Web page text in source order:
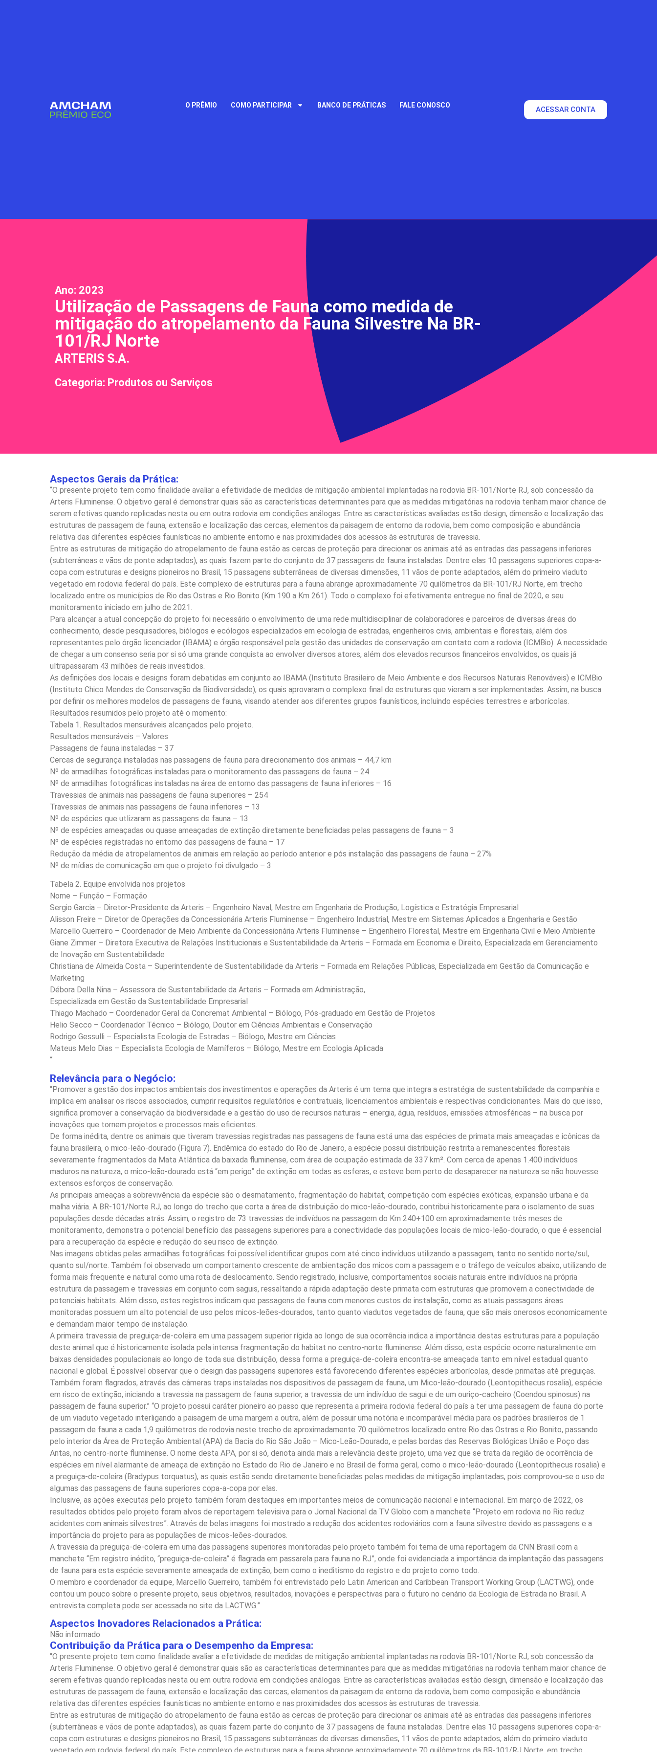
O PRÊMIO COMO PARTICIPAR BANCO DE PRÁTICAS FALE CONOSCO ACESSAR CONTA
Ano: 2023
Utilização de Passagens de Fauna como medida de
mitigação do atropelamento da Fauna Silvestre Na BR-
101/RJ Norte
ARTERIS S.A.
Categoria: Produtos ou Serviços
Aspectos Gerais da Prática:
“O presente projeto tem como finalidade avaliar a efetividade de medidas de mitigação ambiental implantadas na rodovia BR-101/Norte RJ, sob concessão da
Arteris Fluminense. O objetivo geral é demonstrar quais são as características determinantes para que as medidas mitigatórias na rodovia tenham maior chance de
serem efetivas quando replicadas nesta ou em outra rodovia em condições análogas. Entre as características avaliadas estão design, dimensão e localização das
estruturas de passagem de fauna, extensão e localização das cercas, elementos da paisagem de entorno da rodovia, bem como composição e abundância
relativa das diferentes espécies faunísticas no ambiente entorno e nas proximidades dos acessos às estruturas de travessia.
Entre as estruturas de mitigação do atropelamento de fauna estão as cercas de proteção para direcionar os animais até as entradas das passagens inferiores
(subterrâneas e vãos de ponte adaptados), as quais fazem parte do conjunto de 37 passagens de fauna instaladas. Dentre elas 10 passagens superiores copa-a-
copa com estruturas e designs pioneiros no Brasil, 15 passagens subterrâneas de diversas dimensões, 11 vãos de ponte adaptados, além do primeiro viaduto
vegetado em rodovia federal do país. Este complexo de estruturas para a fauna abrange aproximadamente 70 quilômetros da BR-101/RJ Norte, em trecho
localizado entre os municípios de Rio das Ostras e Rio Bonito (Km 190 a Km 261). Todo o complexo foi efetivamente entregue no final de 2020, e seu
monitoramento iniciado em julho de 2021.
Para alcançar a atual concepção do projeto foi necessário o envolvimento de uma rede multidisciplinar de colaboradores e parceiros de diversas áreas do
conhecimento, desde pesquisadores, biólogos e ecólogos especializados em ecologia de estradas, engenheiros civis, ambientais e florestais, além dos
representantes pelo órgão licenciador (IBAMA) e órgão responsável pela gestão das unidades de conservação em contato com a rodovia (ICMBio). A necessidade
de chegar a um consenso seria por si só uma grande conquista ao envolver diversos atores, além dos elevados recursos financeiros envolvidos, os quais já
ultrapassaram 43 milhões de reais investidos.
As definições dos locais e designs foram debatidas em conjunto ao IBAMA (Instituto Brasileiro de Meio Ambiente e dos Recursos Naturais Renováveis) e ICMBio
(Instituto Chico Mendes de Conservação da Biodiversidade), os quais aprovaram o complexo final de estruturas que vieram a ser implementadas. Assim, na busca
por definir os melhores modelos de passagens de fauna, visando atender aos diferentes grupos faunísticos, incluindo espécies terrestres e arborícolas.
Resultados resumidos pelo projeto até o momento:
Tabela 1. Resultados mensuráveis alcançados pelo projeto.
Resultados mensuráveis – Valores
Passagens de fauna instaladas – 37
Cercas de segurança instaladas nas passagens de fauna para direcionamento dos animais – 44,7 km
Nº de armadilhas fotográficas instaladas para o monitoramento das passagens de fauna – 24
Nº de armadilhas fotográficas instaladas na área de entorno das passagens de fauna inferiores – 16
Travessias de animais nas passagens de fauna superiores – 254
Travessias de animais nas passagens de fauna inferiores – 13
Nº de espécies que utlizaram as passagens de fauna – 13
Nº de espécies ameaçadas ou quase ameaçadas de extinção diretamente beneficiadas pelas passagens de fauna – 3
Nº de espécies registradas no entorno das passagens de fauna – 17
Redução da média de atropelamentos de animais em relação ao período anterior e pós instalação das passagens de fauna – 27%
Nº de mídias de comunicação em que o projeto foi divulgado – 3
Tabela 2. Equipe envolvida nos projetos
Nome – Função – Formação
Sergio Garcia – Diretor-Presidente da Arteris – Engenheiro Naval, Mestre em Engenharia de Produção, Logística e Estratégia Empresarial
Alisson Freire – Diretor de Operações da Concessionária Arteris Fluminense – Engenheiro Industrial, Mestre em Sistemas Aplicados a Engenharia e Gestão
Marcello Guerreiro – Coordenador de Meio Ambiente da Concessionária Arteris Fluminense – Engenheiro Florestal, Mestre em Engenharia Civil e Meio Ambiente
Giane Zimmer – Diretora Executiva de Relações Institucionais e Sustentabilidade da Arteris – Formada em Economia e Direito, Especializada em Gerenciamento
de Inovação em Sustentabilidade
Christiana de Almeida Costa – Superintendente de Sustentabilidade da Arteris – Formada em Relações Públicas, Especializada em Gestão da Comunicação e
Marketing
Débora Della Nina – Assessora de Sustentabilidade da Arteris – Formada em Administração,
Especializada em Gestão da Sustentabilidade Empresarial
Thiago Machado – Coordenador Geral da Concremat Ambiental – Biólogo, Pós-graduado em Gestão de Projetos
Helio Secco – Coordenador Técnico – Biólogo, Doutor em Ciências Ambientais e Conservação
Rodrigo Gessulli – Especialista Ecologia de Estradas – Biólogo, Mestre em Ciências
Mateus Melo Dias – Especialista Ecologia de Mamíferos – Biólogo, Mestre em Ecologia Aplicada
“
Relevância para o Negócio:
“Promover a gestão dos impactos ambientais dos investimentos e operações da Arteris é um tema que integra a estratégia de sustentabilidade da companhia e
implica em analisar os riscos associados, cumprir requisitos regulatórios e contratuais, licenciamentos ambientais e respectivas condicionantes. Mais do que isso,
significa promover a conservação da biodiversidade e a gestão do uso de recursos naturais – energia, água, resíduos, emissões atmosféricas – na busca por
inovações que tornem projetos e processos mais eficientes.
De forma inédita, dentre os animais que tiveram travessias registradas nas passagens de fauna está uma das espécies de primata mais ameaçadas e icônicas da
fauna brasileira, o mico-leão-dourado (Figura 7). Endêmica do estado do Rio de Janeiro, a espécie possui distribuição restrita a remanescentes florestais
severamente fragmentados da Mata Atlântica da baixada fluminense, com área de ocupação estimada de 337 km². Com cerca de apenas 1.400 indivíduos
maduros na natureza, o mico-leão-dourado está “em perigo” de extinção em todas as esferas, e esteve bem perto de desaparecer na natureza se não houvesse
extensos esforços de conservação.
As principais ameaças a sobrevivência da espécie são o desmatamento, fragmentação do habitat, competição com espécies exóticas, expansão urbana e da
malha viária. A BR-101/Norte RJ, ao longo do trecho que corta a área de distribuição do mico-leão-dourado, contribui historicamente para o isolamento de suas
populações desde décadas atrás. Assim, o registro de 73 travessias de indivíduos na passagem do Km 240+100 em aproximadamente três meses de
monitoramento, demonstra o potencial benefício das passagens superiores para a conectividade das populações locais de mico-leão-dourado, o que é essencial
para a recuperação da espécie e redução do seu risco de extinção.
Nas imagens obtidas pelas armadilhas fotográficas foi possível identificar grupos com até cinco indivíduos utilizando a passagem, tanto no sentido norte/sul,
quanto sul/norte. Também foi observado um comportamento crescente de ambientação dos micos com a passagem e o tráfego de veículos abaixo, utilizando de
forma mais frequente e natural como uma rota de deslocamento. Sendo registrado, inclusive, comportamentos sociais naturais entre indivíduos na própria
estrutura da passagem e travessias em conjunto com saguis, ressaltando a rápida adaptação deste primata com estruturas que promovem a conectividade de
potenciais habitats. Além disso, estes registros indicam que passagens de fauna com menores custos de instalação, como as atuais passagens áreas
monitoradas possuem um alto potencial de uso pelos micos-leões-dourados, tanto quanto viadutos vegetados de fauna, que são mais onerosos economicamente
e demandam maior tempo de instalação.
A primeira travessia de preguiça-de-coleira em uma passagem superior rígida ao longo de sua ocorrência indica a importância destas estruturas para a população
deste animal que é historicamente isolada pela intensa fragmentação do habitat no centro-norte fluminense. Além disso, esta espécie ocorre naturalmente em
baixas densidades populacionais ao longo de toda sua distribuição, dessa forma a preguiça-de-coleira encontra-se ameaçada tanto em nível estadual quanto
nacional e global. É possível observar que o design das passagens superiores está favorecendo diferentes espécies arborícolas, desde primatas até preguiças.
Também foram flagrados, através das câmeras traps instaladas nos dispositivos de passagem de fauna, um Mico-leão-dourado (Leontopithecus rosalia), espécie
em risco de extinção, iniciando a travessia na passagem de fauna superior, a travessia de um indivíduo de sagui e de um ouriço-cacheiro (Coendou spinosus) na
passagem de fauna superior.” “O projeto possui caráter pioneiro ao passo que representa a primeira rodovia federal do país a ter uma passagem de fauna do porte
de um viaduto vegetado interligando a paisagem de uma margem a outra, além de possuir uma notória e incomparável média para os padrões brasileiros de 1
passagem de fauna a cada 1,9 quilômetros de rodovia neste trecho de aproximadamente 70 quilômetros localizado entre Rio das Ostras e Rio Bonito, passando
pelo interior da Área de Proteção Ambiental (APA) da Bacia do Rio São João – Mico-Leão-Dourado, e pelas bordas das Reservas Biológicas União e Poço das
Antas, no centro-norte fluminense. O nome desta APA, por si só, denota ainda mais a relevância deste projeto, uma vez que se trata da região de ocorrência de
espécies em nível alarmante de ameaça de extinção no Estado do Rio de Janeiro e no Brasil de forma geral, como o mico-leão-dourado (Leontopithecus rosalia) e
a preguiça-de-coleira (Bradypus torquatus), as quais estão sendo diretamente beneficiadas pelas medidas de mitigação implantadas, pois comprovou-se o uso de
algumas das passagens de fauna superiores copa-a-copa por elas.
Inclusive, as ações executas pelo projeto também foram destaques em importantes meios de comunicação nacional e internacional. Em março de 2022, os
resultados obtidos pelo projeto foram alvos de reportagem televisiva para o Jornal Nacional da TV Globo com a manchete “Projeto em rodovia no Rio reduz
acidentes com animais silvestres”. Através de belas imagens foi mostrado a redução dos acidentes rodoviários com a fauna silvestre devido as passagens e a
importância do projeto para as populações de micos-leões-dourados.
A travessia da preguiça-de-coleira em uma das passagens superiores monitoradas pelo projeto também foi tema de uma reportagem da CNN Brasil com a
manchete “Em registro inédito, “preguiça-de-coleira” é flagrada em passarela para fauna no RJ”, onde foi evidenciada a importância da implantação das passagens
de fauna para esta espécie severamente ameaçada de extinção, bem como o ineditismo do registro e do projeto como todo.
O membro e coordenador da equipe, Marcello Guerreiro, também foi entrevistado pelo Latin American and Caribbean Transport Working Group (LACTWG), onde
contou um pouco sobre o presente projeto, seus objetivos, resultados, inovações e perspectivas para o futuro no cenário da Ecologia de Estrada no Brasil. A
entrevista completa pode ser acessada no site da LACTWG.”
Aspectos Inovadores Relacionados a Prática:
Não informado
Contribuição da Prática para o Desempenho da Empresa:
“O presente projeto tem como finalidade avaliar a efetividade de medidas de mitigação ambiental implantadas na rodovia BR-101/Norte RJ, sob concessão da
Arteris Fluminense. O objetivo geral é demonstrar quais são as características determinantes para que as medidas mitigatórias na rodovia tenham maior chance de
serem efetivas quando replicadas nesta ou em outra rodovia em condições análogas. Entre as características avaliadas estão design, dimensão e localização das
estruturas de passagem de fauna, extensão e localização das cercas, elementos da paisagem de entorno da rodovia, bem como composição e abundância
relativa das diferentes espécies faunísticas no ambiente entorno e nas proximidades dos acessos às estruturas de travessia.
Entre as estruturas de mitigação do atropelamento de fauna estão as cercas de proteção para direcionar os animais até as entradas das passagens inferiores
(subterrâneas e vãos de ponte adaptados), as quais fazem parte do conjunto de 37 passagens de fauna instaladas. Dentre elas 10 passagens superiores copa-a-
copa com estruturas e designs pioneiros no Brasil, 15 passagens subterrâneas de diversas dimensões, 11 vãos de ponte adaptados, além do primeiro viaduto